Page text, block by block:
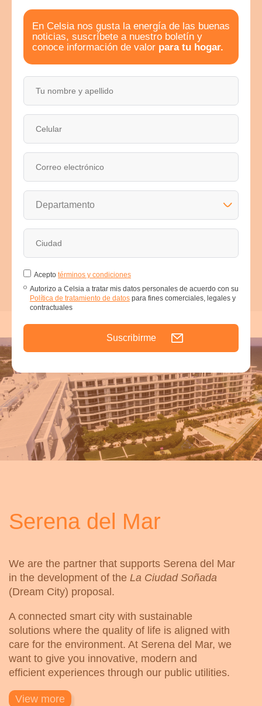
Telmo Sevilla
Vereda El Perico, Honda, Tolima
Viendo la innovación que nos ha traído la
empresa Celsia, porque antes teníamos
demasiados problemas del fluido eléctrico,
teníamos interrupciones hasta de 15 veces al día,
o 2, 3 días sin energía, lo que hacía que no
estos súper arreglos tenemos cómo atender a los
visitantes con algo frío"
Serena del Mar
We are the partner that supports Serena del Mar
in the development of the La Ciudad Soñada
(Dream City) proposal.
A connected smart city with sustainable
solutions where the quality of life is aligned with
care for the environment. At Serena del Mar, we
want to give you innovative, modern and
efficient experiences through our public utilities.
View more
En Celsia nos gusta la energía de las buenas
noticias, suscríbete a nuestro boletín y
conoce información de valor para tu hogar.
Acepto términos y condiciones
Autorizo a Celsia a tratar mis datos personales de acuerdo con su
Política de tratamiento de datospara fines comerciales, legales y
contractuales